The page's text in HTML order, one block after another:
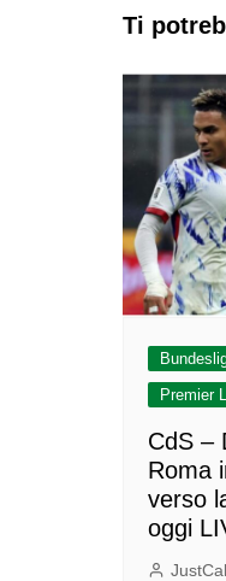
Ti
Premier
CdS –
Roma
verso
oggi